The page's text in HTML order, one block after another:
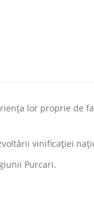
lor proprie de
vinificației
Purcari.